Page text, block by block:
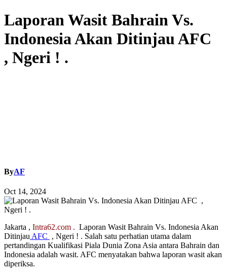
Laporan Wasit Bahrain Vs.
Indonesia Akan Ditinjau AFC
, Ngeri ! .
ByAF
Oct 14, 2024
Jakarta , Intra62.com . Laporan Wasit Bahrain Vs. Indonesia Akan
DitinjauAFC , Ngeri ! . Salah satu perhatian utama dalam
pertandingan Kualifikasi Piala Dunia Zona Asia antara Bahrain dan
Indonesia adalah wasit. AFC menyatakan bahwa laporan wasit akan
diperiksa.